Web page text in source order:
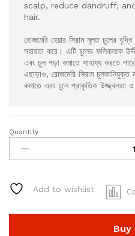
scalp, reduce dandruff,
hair.
রোজমেরি হেয়ার সিরাম মূলত চুলের
সহায়তা করে। এটি চুলের ফলিকলকে
এবং চুল পড়া কমাতে সাহায্য করতে
এছাড়াও, রোজমেরি সিরাম
কমাতে এবং চুলে প্রাকৃতিক উজ্জ্বলতা
Rosemary
in
Hair
For
Quantity
Add to wishlist
Buy